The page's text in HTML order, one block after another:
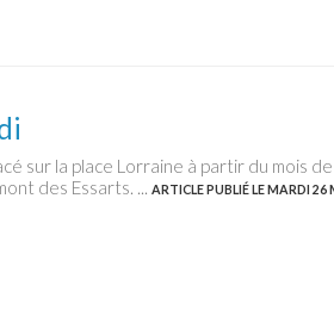
sur la place Lorraine à partir du mois
des Essarts. ...ARTICLE PUBLIÉ LE MARDI 26